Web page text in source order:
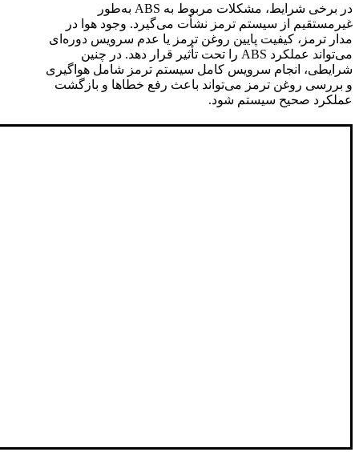
در برخی شرایط، مشکلات مربوط به ABS به‌طور
غیرمستقیم از سیستم ترمز نشأت می‌گیرد. وجود هوا در
مدار ترمز، کیفیت پایین روغن ترمز یا عدم سرویس دوره‌ای
می‌تواند عملکرد ABS را تحت تأثیر قرار دهد. در چنین
شرایطی، انجام سرویس کامل سیستم ترمز شامل هواگیری
و بررسی روغن ترمز می‌تواند باعث رفع خطاها و بازگشت
عملکرد صحیح سیستم شود.